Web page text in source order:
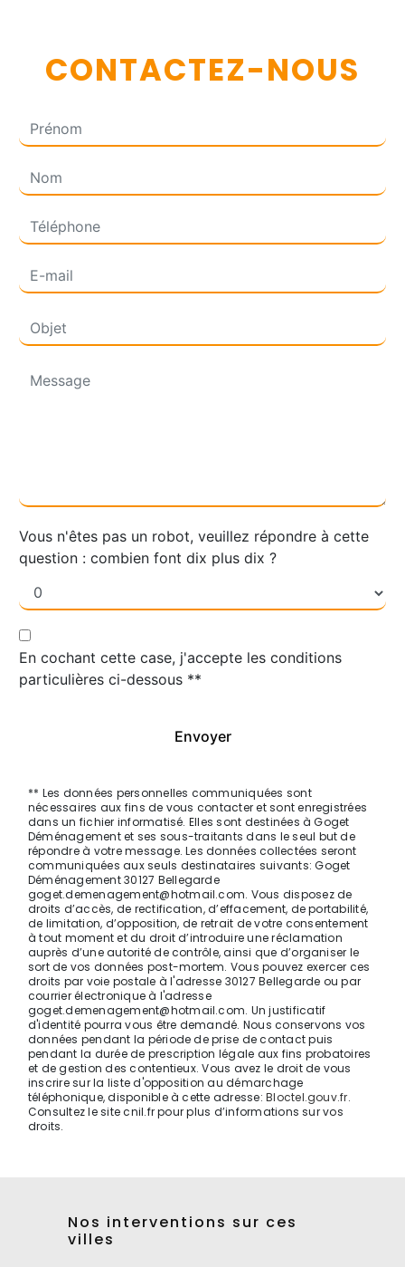
CONTACTEZ-NOUS
Vous n'êtes pas un robot, veuillez répondre à cette
question : combien font dix plus dix ?
En cochant cette case, j'accepte les conditions
particulières ci-dessous **
Envoyer
** Les données personnelles communiquées sont
nécessaires aux fins de vous contacter et sont enregistrées
dans un fichier informatisé. Elles sont destinées à Goget
Déménagement et ses sous-traitants dans le seul but de
répondre à votre message. Les données collectées seront
communiquées aux seuls destinataires suivants: Goget
Déménagement 30127 Bellegarde
goget.demenagement@hotmail.com. Vous disposez de
droits d’accès, de rectification, d’effacement, de portabilité,
de limitation, d’opposition, de retrait de votre consentement
à tout moment et du droit d’introduire une réclamation
auprès d’une autorité de contrôle, ainsi que d’organiser le
sort de vos données post-mortem. Vous pouvez exercer ces
droits par voie postale à l'adresse 30127 Bellegarde ou par
courrier électronique à l'adresse
goget.demenagement@hotmail.com. Un justificatif
d'identité pourra vous être demandé. Nous conservons vos
données pendant la période de prise de contact puis
pendant la durée de prescription légale aux fins probatoires
et de gestion des contentieux. Vous avez le droit de vous
inscrire sur la liste d'opposition au démarchage
téléphonique, disponible à cette adresse:Bloctel.gouv.fr.
Consultez le site cnil.fr pour plus d’informations sur vos
droits.
Nos interventions sur ces
villes